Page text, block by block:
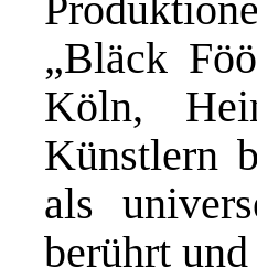
„Bläck
Köln,
Künstlern
als
berührt